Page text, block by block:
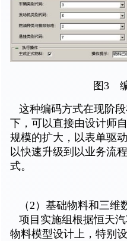
图3
这种编码方式在现阶
下，可以直接由设计师
规模的扩大，以表单驱
以快速升级到以业务流
式。
（2）基础物料和三维
项目实施组根据恒天
物料模型设计上，特别